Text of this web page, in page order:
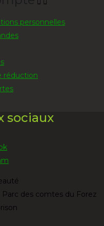
personnelles
réduction
sociaux
Parc des comtes du Forez